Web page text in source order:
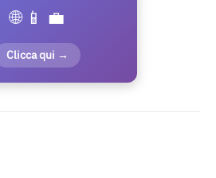
🌐 📱 💼
Clicca qui →